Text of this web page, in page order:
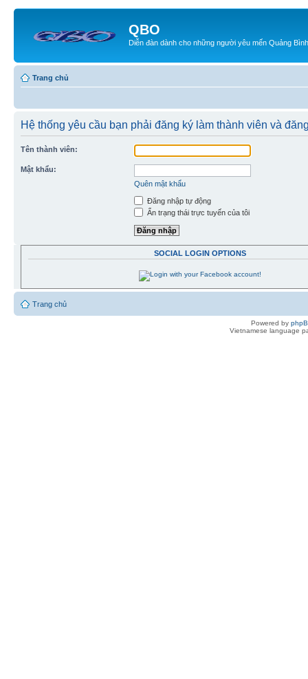
QBO
Diễn đàn dành cho những người yêu mến Quảng Bình
Trang chủ
Hệ thống yêu cầu bạn phải đăng ký làm thành viên và
Tên thành viên:
Mật khẩu:
Quên mật khẩu
Đăng nhập tự động
Ẩn trạng thái trực tuyến của tôi
SOCIAL LOGIN OPTIONS
Trang chủ
Powered by
Vietnamese language